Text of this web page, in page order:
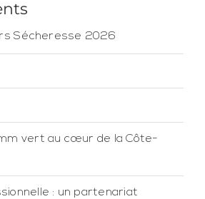
Sécheresse 2026
vert au cœur de la Côte-
: un partenariat